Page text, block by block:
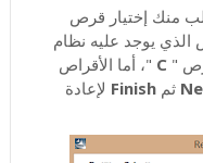
منك إختيار قرص
يوجد عليه نظام
"
C "، أما الأقراص
ثم Finish لإعادة